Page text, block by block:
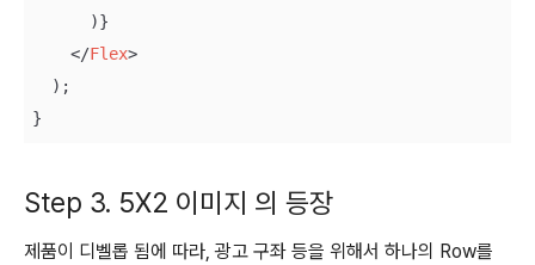
      )}
</Flex>
  );
}
Step 3. 5X2 이미지 의 등장
제품이 디벨롭 됨에 따라, 광고 구좌 등을 위해서 하나의 Row를